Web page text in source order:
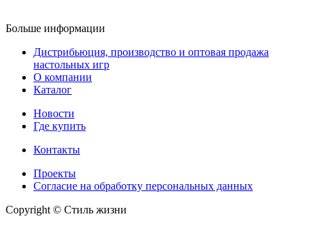
Больше информации
Дистрибьюция, производство и оптовая продажа
настольных игр
О компании
Каталог
Новости
Где купить
Контакты
Проекты
Cогласие на обработку персональных данных
Copyright © Стиль жизни